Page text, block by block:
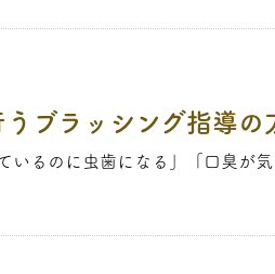
ブラッシング指導の
いるのに虫歯になる」「口臭が